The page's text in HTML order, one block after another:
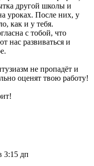
другой школы и
уроках. После них, у
как и у тебя.
с тобой, что
нас развиваться и
не пропадёт и
оценят твою работу!
3:15 дп